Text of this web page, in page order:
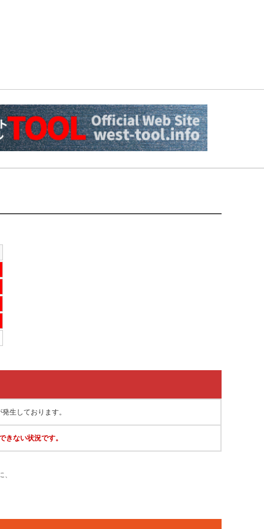
生しております。
きない状況です。